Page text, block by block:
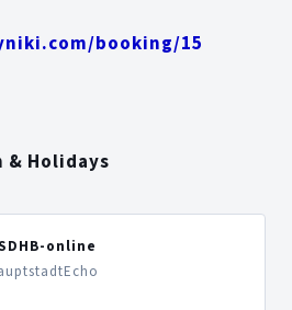
booking/15
Holidays
online